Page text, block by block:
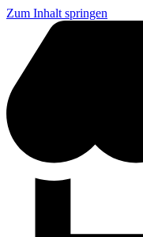
Zum Inhalt springen